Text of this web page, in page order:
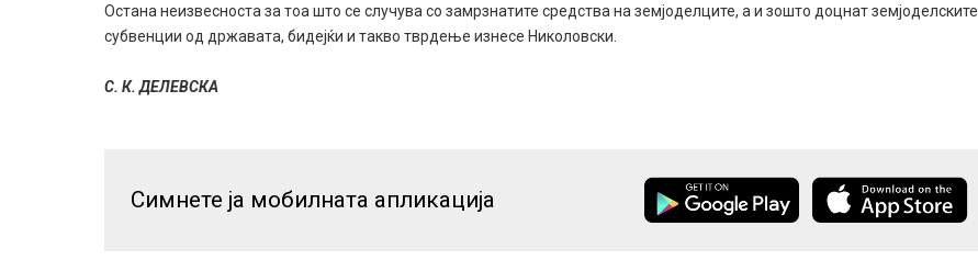
Остана неизвесноста за тоа што се случува со замрзнатите средства на земјоделците, а и зошто доцнат земјоделските
субвенции од државата, бидејќи и такво тврдење изнесе Николовски.
С. К. ДЕЛЕВСКА
Симнете ја мобилната апликација